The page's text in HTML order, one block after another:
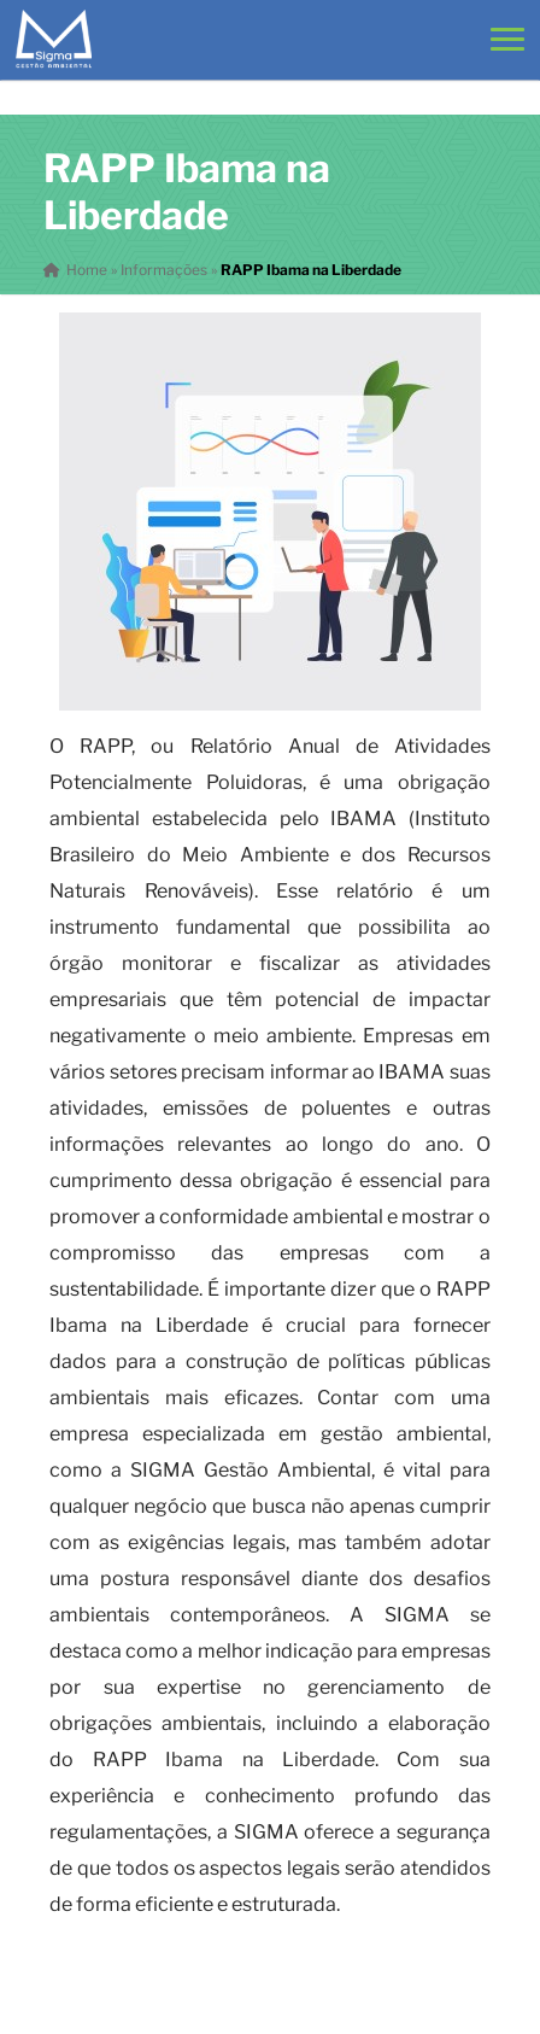
RAPP Ibama na
Liberdade
Home» Informações » RAPP Ibama na Liberdade
O RAPP, ou Relatório Anual de Atividades
Potencialmente Poluidoras, é uma obrigação
ambiental estabelecida pelo IBAMA (Instituto
Brasileiro do Meio Ambiente e dos Recursos
Naturais Renováveis). Esse relatório é um
instrumento fundamental que possibilita ao
órgão monitorar e fiscalizar as atividades
empresariais que têm potencial de impactar
negativamente o meio ambiente. Empresas em
vários setores precisam informar ao IBAMA suas
atividades, emissões de poluentes e outras
informações relevantes ao longo do ano. O
cumprimento dessa obrigação é essencial para
promover a conformidade ambiental e mostrar o
compromisso das empresas com a
sustentabilidade. É importante dizer que o RAPP
Ibama na Liberdade é crucial para fornecer
dados para a construção de políticas públicas
ambientais mais eficazes. Contar com uma
empresa especializada em gestão ambiental,
como a SIGMA Gestão Ambiental, é vital para
qualquer negócio que busca não apenas cumprir
com as exigências legais, mas também adotar
uma postura responsável diante dos desafios
ambientais contemporâneos. A SIGMA se
destaca como a melhor indicação para empresas
por sua expertise no gerenciamento de
obrigações ambientais, incluindo a elaboração
do RAPP Ibama na Liberdade. Com sua
experiência e conhecimento profundo das
regulamentações, a SIGMA oferece a segurança
de que todos os aspectos legais serão atendidos
de forma eficiente e estruturada.